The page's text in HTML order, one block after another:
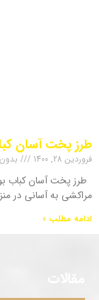
طرز پخت آسان
فروردین 28, 1400
طرز پخت آسان کباب
مراکشی به آسانی در
ادامه مطلب »